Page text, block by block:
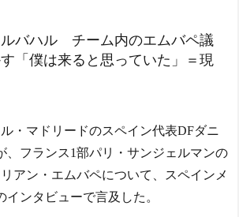
ルバハル チーム内のエムバペ議
「僕は来ると思っていた」＝現
・マドリードのスペイン代表DFダニ
、フランス1部パリ・サンジェルマンの
アン・エムバペについて、スペインメ
インタビューで言及した。